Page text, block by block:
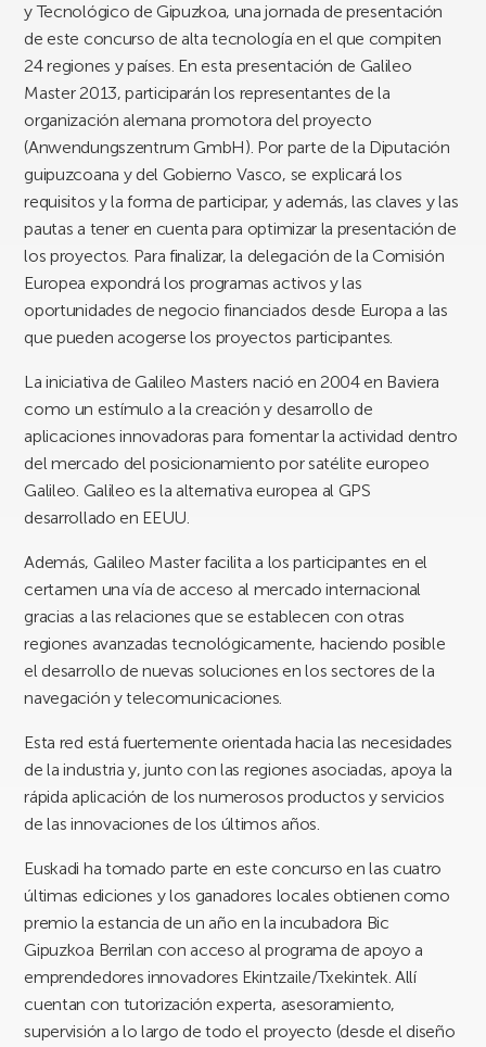
y Tecnológico de Gipuzkoa, una jornada de presentación
de este concurso de alta tecnología en el que compiten
24 regiones y países. En esta presentación de Galileo
Master 2013, participarán los representantes de la
organización alemana promotora del proyecto
(Anwendungszentrum GmbH). Por parte de la Diputación
guipuzcoana y del Gobierno Vasco, se explicará los
requisitos y la forma de participar, y además, las claves y las
pautas a tener en cuenta para optimizar la presentación de
los proyectos. Para finalizar, la delegación de la Comisión
Europea expondrá los programas activos y las
oportunidades de negocio financiados desde Europa a las
que pueden acogerse los proyectos participantes.
La iniciativa de Galileo Masters nació en 2004 en Baviera
como un estímulo a la creación y desarrollo de
aplicaciones innovadoras para fomentar la actividad dentro
del mercado del posicionamiento por satélite europeo
Galileo. Galileo es la alternativa europea al GPS
desarrollado en EEUU.
Además, Galileo Master facilita a los participantes en el
certamen una vía de acceso al mercado internacional
gracias a las relaciones que se establecen con otras
regiones avanzadas tecnológicamente, haciendo posible
el desarrollo de nuevas soluciones en los sectores de la
navegación y telecomunicaciones.
Esta red está fuertemente orientada hacia las necesidades
de la industria y, junto con las regiones asociadas, apoya la
rápida aplicación de los numerosos productos y servicios
de las innovaciones de los últimos años.
Euskadi ha tomado parte en este concurso en las cuatro
últimas ediciones y los ganadores locales obtienen como
premio la estancia de un año en la incubadora Bic
Gipuzkoa Berrilan con acceso al programa de apoyo a
emprendedores innovadores Ekintzaile/Txekintek. Allí
cuentan con tutorización experta, asesoramiento,
supervisión a lo largo de todo el proyecto (desde el diseño